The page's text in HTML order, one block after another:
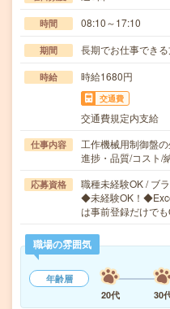
時間 08:10～17:10
期間 長期でお仕事できる
時給 時給1680円
交通費
交通費規定内支給
仕事内容
工作機械用制御盤
進捗・品質/コスト/
応募資格
職種未経験OK / ブ
◆未経験OK！
は事前登録だけで
職場の雰囲気
年齢層
20代
30